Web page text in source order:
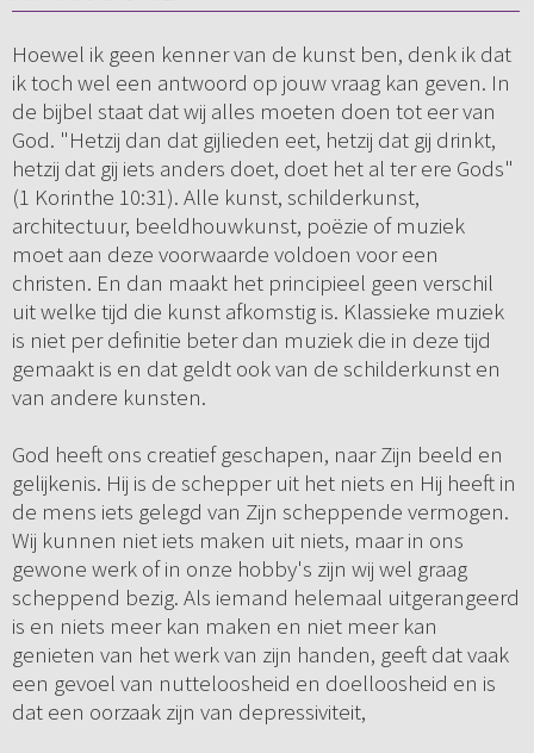
Hoewel ik geen kenner van de kunst ben, denk ik dat
ik toch wel een antwoord op jouw vraag kan geven. In
de bijbel staat dat wij alles moeten doen tot eer van
God. "Hetzij dan dat gijlieden eet, hetzij dat gij drinkt,
hetzij dat gij iets anders doet, doet het al ter ere Gods"
(1 Korinthe 10:31). Alle kunst, schilderkunst,
architectuur, beeldhouwkunst, poëzie of muziek
moet aan deze voorwaarde voldoen voor een
christen. En dan maakt het principieel geen verschil
uit welke tijd die kunst afkomstig is. Klassieke muziek
is niet per definitie beter dan muziek die in deze tijd
gemaakt is en dat geldt ook van de schilderkunst en
van andere kunsten.
God heeft ons creatief geschapen, naar Zijn beeld en
gelijkenis. Hij is de schepper uit het niets en Hij heeft in
de mens iets gelegd van Zijn scheppende vermogen.
Wij kunnen niet iets maken uit niets, maar in ons
gewone werk of in onze hobby's zijn wij wel graag
scheppend bezig. Als iemand helemaal uitgerangeerd
is en niets meer kan maken en niet meer kan
genieten van het werk van zijn handen, geeft dat vaak
een gevoel van nutteloosheid en doelloosheid en is
dat een oorzaak zijn van depressiviteit,